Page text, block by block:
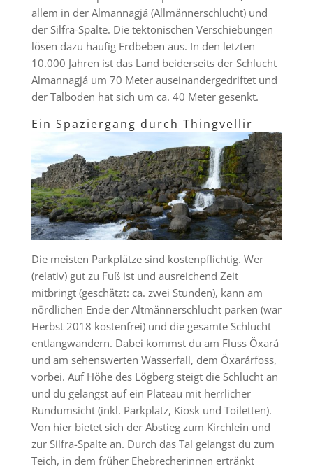
allem in der Almannagjá (Allmännerschlucht) und
der Silfra-Spalte. Die tektonischen Verschiebungen
lösen dazu häufig Erdbeben aus. In den letzten
10.000 Jahren ist das Land beiderseits der Schlucht
Almannagjá um 70 Meter auseinandergedriftet und
der Talboden hat sich um ca. 40 Meter gesenkt.
Ein Spaziergang durch Thingvellir
Die meisten Parkplätze sind kostenpflichtig. Wer
(relativ) gut zu Fuß ist und ausreichend Zeit
mitbringt (geschätzt: ca. zwei Stunden), kann am
nördlichen Ende der Altmännerschlucht parken (war
Herbst 2018 kostenfrei) und die gesamte Schlucht
entlangwandern. Dabei kommst du am Fluss Öxará
und am sehenswerten Wasserfall, dem Öxarárfoss,
vorbei. Auf Höhe des Lögberg steigt die Schlucht an
und du gelangst auf ein Plateau mit herrlicher
Rundumsicht (inkl. Parkplatz, Kiosk und Toiletten).
Von hier bietet sich der Abstieg zum Kirchlein und
zur Silfra-Spalte an. Durch das Tal gelangst du zum
Teich, in dem früher Ehebrecherinnen ertränkt